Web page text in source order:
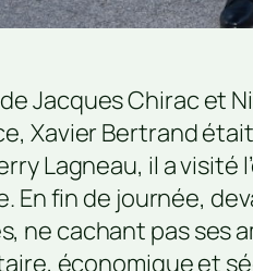
Jacques Chirac et
Xavier Bertrand
Lagneau, il a visité
En fin de journée,
ne cachant pas ses
économique et